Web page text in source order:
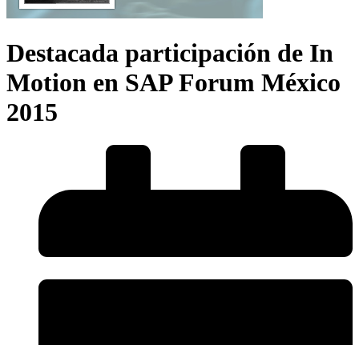
Destacada participación de In
Motion en SAP Forum México
2015